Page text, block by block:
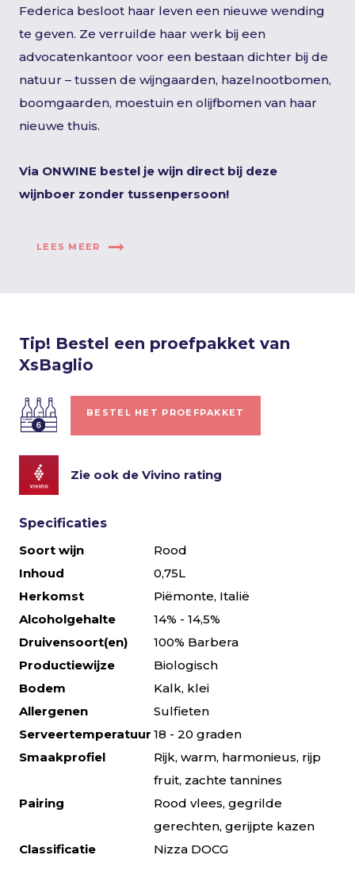
Federica besloot haar leven een nieuwe wending
te geven. Ze verruilde haar werk bij een
advocatenkantoor voor een bestaan dichter bij de
natuur – tussen de wijngaarden, hazelnootbomen,
boomgaarden, moestuin en olijfbomen van haar
nieuwe thuis.
Via ONWINE bestel je wijn direct bij deze
wijnboer zonder tussenpersoon!
LEES MEER
Tip! Bestel een proefpakket van
XsBaglio
BESTEL HET PROEFPAKKET
Zie ook de Vivino rating
Specificaties
Soort wijn
Rood
Inhoud
0,75L
Herkomst
Piëmonte, Italië
Alcoholgehalte
14% - 14,5%
Druivensoort(en)
100% Barbera
Productiewijze
Biologisch
Bodem
Kalk, klei
Allergenen
Sulfieten
Serveertemperatuur 18 - 20 graden
Smaakprofiel
Rijk, warm, harmonieus, rijp
fruit, zachte tannines
Pairing
Rood vlees, gegrilde
gerechten, gerijpte kazen
Classificatie
Nizza DOCG